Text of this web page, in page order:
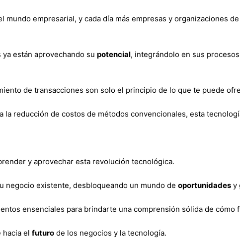
mundo empresarial, y cada día más empresas y organizaciones
están aprovechando su potencial, integrándolo en sus
de transacciones son solo el principio de lo que te puede
la reducción de costos de métodos convencionales, esta
y aprovechar esta revolución tecnológica.
negocio existente, desbloqueando un mundo de oportunidades y
ensenciales para brindarte una comprensión sólida de cómo
hacia el futuro de los negocios y la tecnología.